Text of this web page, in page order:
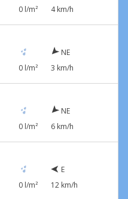
0 l/m²
4 km/h
0 l/m²
NE
3 km/h
0 l/m²
NE
6 km/h
0 l/m²
E
12 km/h